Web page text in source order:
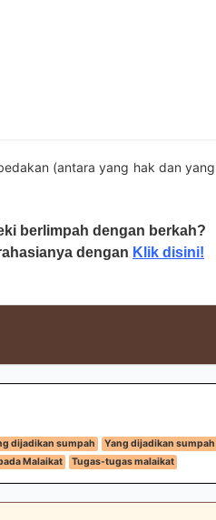
(antara yang hak dan
berlimpah dengan berkah?
dengan Klik disini!
dijadikan sumpah Yang dijadikan
Malaikat Tugas-tugas malaikat